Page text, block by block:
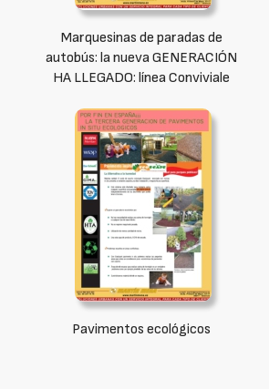
Marquesinas de paradas de
autobús: la nueva GENERACIÓN
HA LLEGADO: línea Conviviale
Pavimentos ecológicos